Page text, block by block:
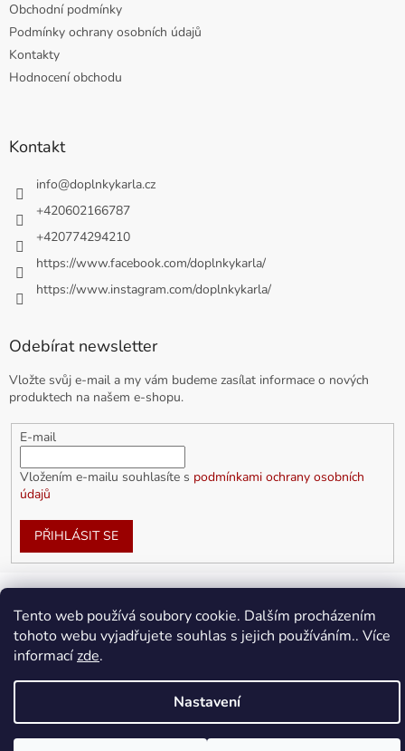
Tento web používá soubory cookie. Dalším procházením
tohoto webu vyjadřujete souhlas s jejich používáním.. Více
informacízde.
Nastavení
Obchodní podmínky
Podmínky ochrany osobních údajů
Kontakty
Hodnocení obchodu
Kontakt
info@doplnkykarla.cz
+420602166787
+420774294210
https://www.facebook.com/doplnkykarla/
https://www.instagram.com/doplnkykarla/
Odebírat newsletter
Vložte svůj e-mail a my vám budeme zasílat informace o nových
produktech na našem e-shopu.
E-mail
Vložením e-mailu souhlasíte s podmínkami ochrany osobních
údajů
PŘIHLÁSIT SE
Vytvořil Shoptet